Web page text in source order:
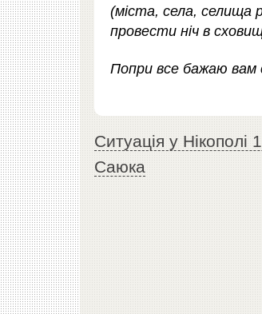
(міста, села, селища
провести ніч в
Попри все бажаю вам
Ситуація у
Саюка